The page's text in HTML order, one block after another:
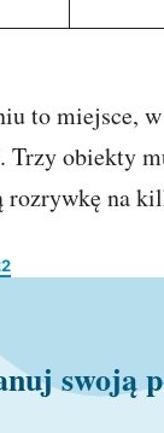
to miejsce,
Trzy obiekty
rozrywkę na
swoją